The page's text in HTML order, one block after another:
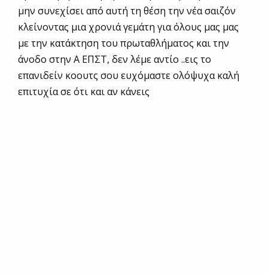
μην συνεχίσει από αυτή τη θέση την νέα σαιζόν
κλείνοντας μια χρονιά γεμάτη για όλους μας μας
με την κατάκτηση του πρωταθλήματος και την
άνοδο στην Α ΕΠΣΤ, δεν λέμε αντίο ..εις το
επανιδείν κοουτς σου ευχόμαστε ολόψυχα καλή
επιτυχία σε ότι και αν κάνεις